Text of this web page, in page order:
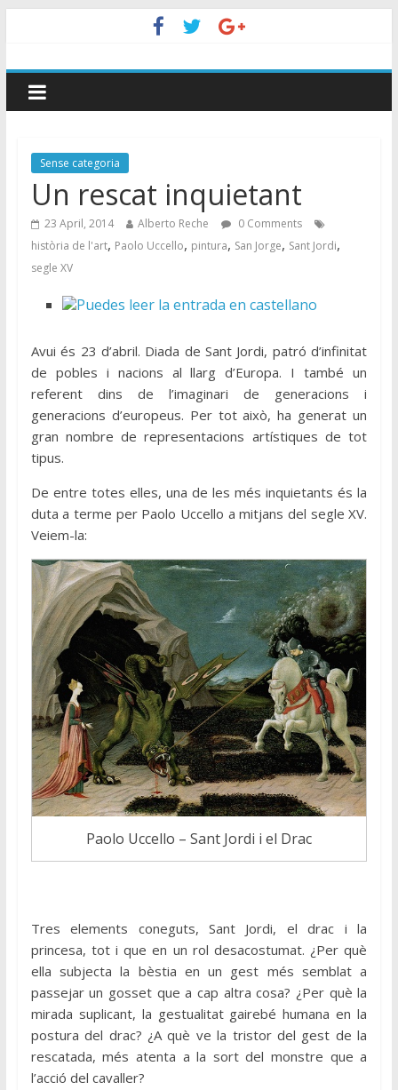
Sense categoria
Un rescat inquietant
23 April, 2014 Alberto Reche
0 Comments
història de l'art, Paolo Uccello, pintura, San Jorge, Sant Jordi,
segle XV
Avui és 23 d’abril. Diada de Sant Jordi, patró d’infinitat
de pobles i nacions al llarg d’Europa. I també un
referent dins de l’imaginari de generacions i
generacions d’europeus. Per tot això, ha generat un
gran nombre de representacions artístiques de tot
tipus.
De entre totes elles, una de les més inquietants és la
duta a terme per Paolo Uccello a mitjans del segle XV.
Veiem-la:
Paolo Uccello – Sant Jordi i el Drac
Tres elements coneguts, Sant Jordi, el drac i la
princesa, tot i que en un rol desacostumat. ¿Per què
ella subjecta la bèstia en un gest més semblat a
passejar un gosset que a cap altra cosa? ¿Per què la
mirada suplicant, la gestualitat gairebé humana en la
postura del drac? ¿A què ve la tristor del gest de la
rescatada, més atenta a la sort del monstre que a
l’acció del cavaller?